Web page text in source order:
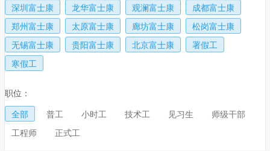
深圳富士康
龙华富士康 观澜富士康
成都富士康
郑州富士康
太原富士康 廊坊富士康
松岗富士康
无锡富士康
贵阳富士康 北京富士康
署假工
寒假工
职位：
全部
普工 小时工 技术工 见习生
师级干部
工程师
正式工